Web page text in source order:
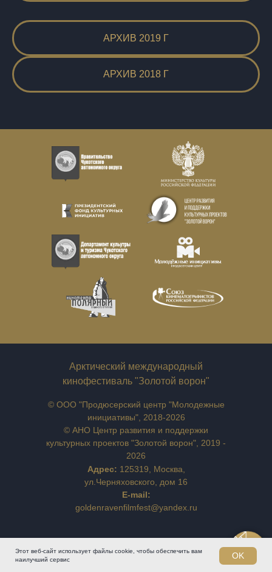
АРХИВ 2019 Г
АРХИВ 2018 Г
Арктический международный
кинофестиваль "Золотой ворон"
Адрес: 125319, Москва,
ул.Черняховского, дом 16
E-mail:
goldenravenfilmfest@yandex.ru
© ООО "Продюсерский центр "Молодежные
инициативы", 2018-2026
© АНО Центр развития и поддержки
культурных проектов "Золотой ворон", 2019 -
2026
Этот веб-сайт использует файлы cookie, чтобы обеспечить вам
наилучший сервис
OK